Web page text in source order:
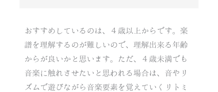
おすすめしているのは、４歳以上からです。楽
譜を理解するのが難しいので、理解出来る年齢
からが良いかと思います。ただ、４歳未満でも
音楽に触れさせたいと思われる場合は、音やリ
ズムで遊びながら音楽要素を覚えていくリトミ